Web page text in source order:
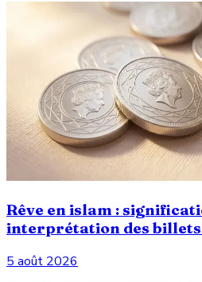
Rêve en islam :
interprétation des
5 août 2026